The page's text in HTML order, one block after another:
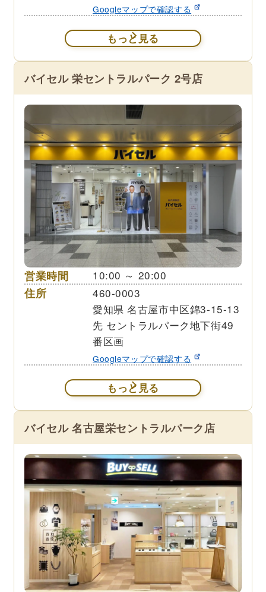
Googleマップで確認する
もっと見る
バイセル 栄セントラルパーク 2号店
営業時間 10:00 ～ 20:00
住所
460-0003
愛知県 名古屋市中区錦3-15-13
先 セントラルパーク地下街49
番区画
Googleマップで確認する
もっと見る
バイセル 名古屋栄セントラルパーク店